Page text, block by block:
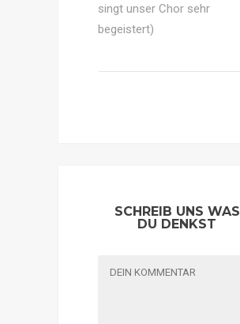
singt unser Chor sehr
begeistert)
SCHREIB UNS WAS
DU DENKST